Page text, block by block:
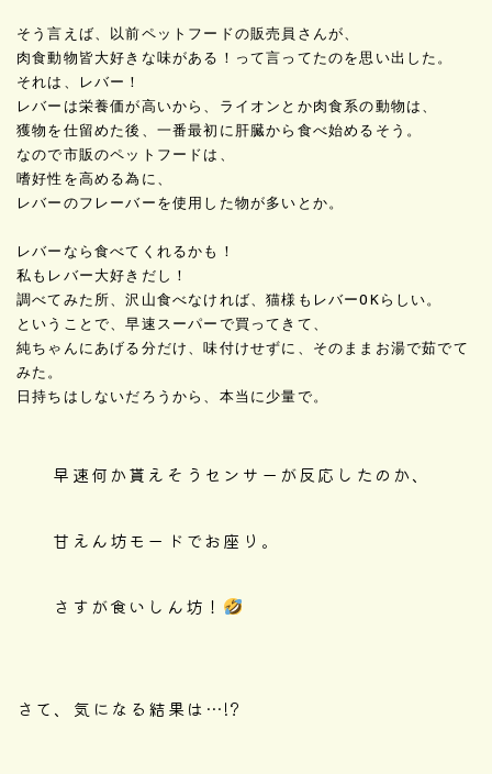
そう言えば、以前ペットフードの販売員さんが、
肉食動物皆大好きな味がある！って言ってたのを思い出した。
それは、レバー！
レバーは栄養価が高いから、ライオンとか肉食系の動物は、
獲物を仕留めた後、一番最初に肝臓から食べ始めるそう。
なので市販のペットフードは、
嗜好性を高める為に、
レバーのフレーバーを使用した物が多いとか。
レバーなら食べてくれるかも！
私もレバー大好きだし！
調べてみた所、沢山食べなければ、猫様もレバーOKらしい。
ということで、早速スーパーで買ってきて、
純ちゃんにあげる分だけ、味付けせずに、そのままお湯で茹でて
みた。
早速何か貰えそうセンサーが反応したのか、
甘えん坊モードでお座り。
さすが食いしん坊！
さて、気になる結果は…!?